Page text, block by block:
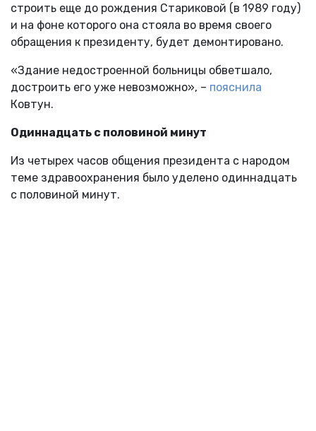
строить еще до рождения Стариковой (в 1989 году)
и на фоне которого она стояла во время своего
обращения к президенту, будет демонтировано.
«Здание недостроенной больницы обветшало,
достроить его уже невозможно», – пояснила
Ковтун.
Одиннадцать с половиной минут
Из четырех часов общения президента с народом
теме здравоохранения было уделено одиннадцать
с половиной минут.